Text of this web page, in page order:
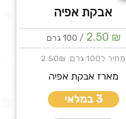
אבקת אפיה
2.50 ₪ / 100 גרם
מחיר ל100 גרם: 2.50₪
מארז אבקת אפיה
3 במלאי